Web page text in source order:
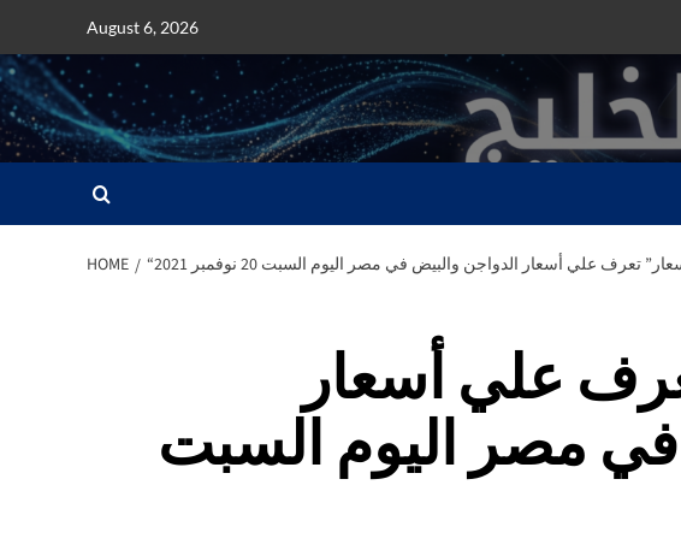
content
August 6, 2026
HOME تعرف علي أسعار الدواجن والبيض في مصر اليوم السبت 20 نوفمبر 2021
علي أسعار
في مصر اليوم السبت